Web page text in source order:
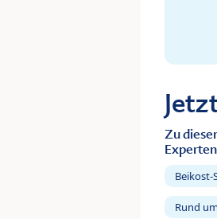
Zu
Beikost-
Rund